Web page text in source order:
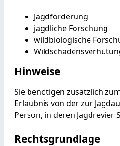
Jagdförderung
jagdliche Forschung
wildbiologische
Hinweise
Sie benötigen zusätzlich
Erlaubnis von der zur
Person, in deren Jagdrevier
Rechtsgrundlage